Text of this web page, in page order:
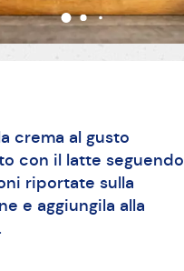
crema al gusto
con il latte seguendo
riportate sulla
e aggiungila alla